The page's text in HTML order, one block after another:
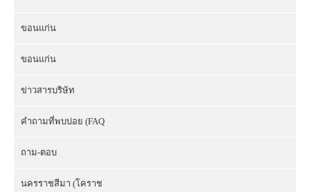
ขอนแก่น
ขอนแก่น
ข่าวสารบริษัท
คำถามที่พบบ่อย (FAQ
ถาม-ตอบ
นครราชสีมา (โคราช